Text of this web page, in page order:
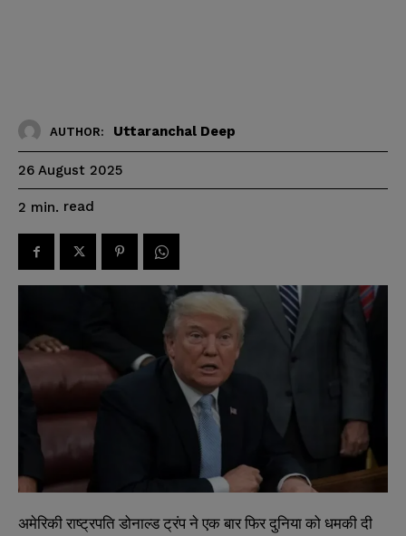
AUTHOR: Uttaranchal Deep
26 August 2025
2 min. read
अमेरिकी राष्ट्रपति डोनाल्ड ट्रंप ने एक बार फिर दुनिया को धमकी दी